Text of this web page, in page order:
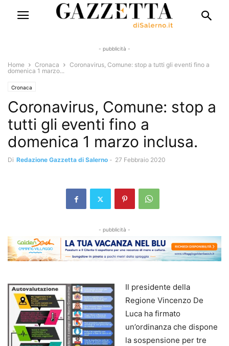
- pubblicità -
Home Cronaca
Coronavirus, Comune: stop a tutti gli eventi fino a
domenica 1 marzo...
Cronaca
Coronavirus, Comune: stop a
tutti gli eventi fino a
domenica 1 marzo inclusa.
Di Redazione Gazzetta di Salerno - 27 Febbraio 2020
- pubblicità -
Il presidente della
Regione Vincenzo De
Luca ha firmato
un’ordinanza che dispone
la sospensione per tre